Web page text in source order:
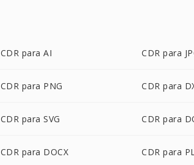
CDR para AI CDR para
CDR para PNG CDR para
CDR para SVG CDR para
CDR para DOCX CDR para